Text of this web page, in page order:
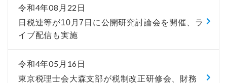
令和4年08月22日
日税連等が10月7日に公開研究討論会を開催、ラ
イブ配信も実施
令和4年05月16日
東京税理士会大森支部が税制改正研修会、財務